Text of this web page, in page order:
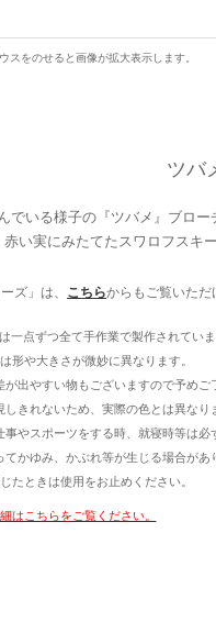
スをのせると画像が拡大表示します。
ツ
でいる様子の『ツバメ』ブロー
い実にみたてたスワロフスキ
ズ」は、 こちらからもご覧いただ
一点ずつ全て手作業で製作されてい
形や大きさが微妙に異なります。
出やすい物もございますので予めご
しきれないため、実際の色とは異なり
やスポーツをする時、就寝時等は必
かゆみ、かぶれ等が生じる場合があ
たときは使用をお止めください。
はこちらをご覧ください。